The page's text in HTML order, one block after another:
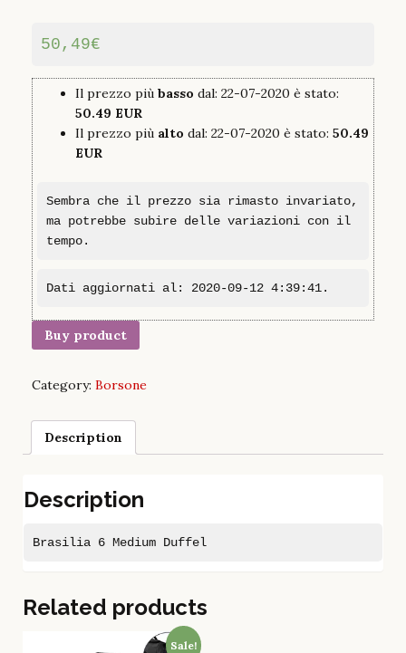
50,49€
Il prezzo più basso dal: 22-07-2020 è stato:
50.49 EUR
Il prezzo più alto dal: 22-07-2020 è stato: 50.49
EUR
Sembra che il prezzo sia rimasto invariato,
ma potrebbe subire delle variazioni con il
tempo.
Dati aggiornati al: 2020-09-12 4:39:41.
Buy product
Category: Borsone
Description
Description
Brasilia 6 Medium Duffel
Related products
Sale!